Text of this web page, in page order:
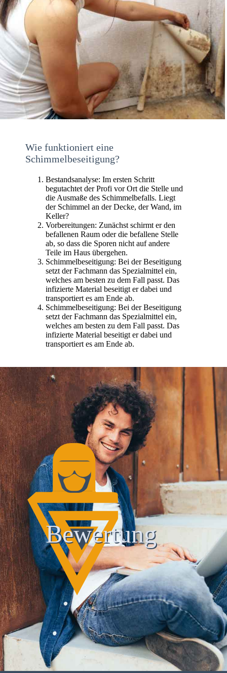
Wie funktioniert eine
Schimmelbeseitigung?
Bestandsanalyse: Im ersten Schritt
begutachtet der Profi vor Ort die Stelle und
die Ausmaße des Schimmelbefalls. Liegt
der Schimmel an der Decke, der Wand, im
Keller?
Vorbereitungen: Zunächst schirmt er den
befallenen Raum oder die befallene Stelle
ab, so dass die Sporen nicht auf andere
Teile im Haus übergehen.
Schimmelbeseitigung: Bei der Beseitigung
setzt der Fachmann das Spezialmittel ein,
welches am besten zu dem Fall passt. Das
infizierte Material beseitigt er dabei und
transportiert es am Ende ab.
Schimmelbeseitigung: Bei der Beseitigung
setzt der Fachmann das Spezialmittel ein,
welches am besten zu dem Fall passt. Das
infizierte Material beseitigt er dabei und
transportiert es am Ende ab.
Bewertung